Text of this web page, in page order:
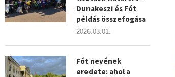
Dunakeszi és Fót
példás összefogása
2026.03.01.
Fót nevének
eredete: ahol a